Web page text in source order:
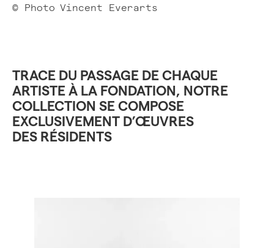
© Photo Vincent Everarts
TRACE DU PASSAGE DE CHAQUE
ARTISTE À LA FONDATION, NOTRE
COLLECTION SE COMPOSE
EXCLUSIVEMENT D’ŒUVRES
DES RÉSIDENTS